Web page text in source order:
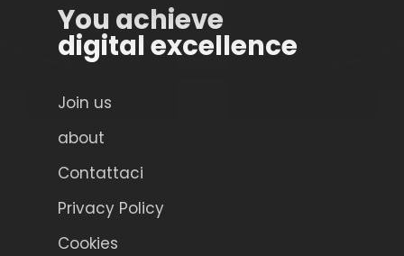
You achieve
digital excellence
Join us
about
Contattaci
Privacy Policy
Cookies